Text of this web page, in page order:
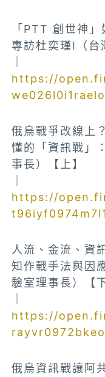
「PTT 創世神
專訪杜奕瑾I（台
https://
俄烏戰爭改線上
懂的「資訊戰」
事長）【上】
https://
人流、金流、資
知作戰手法與因
驗室理事長）【
https://
俄烏資訊戰讓阿